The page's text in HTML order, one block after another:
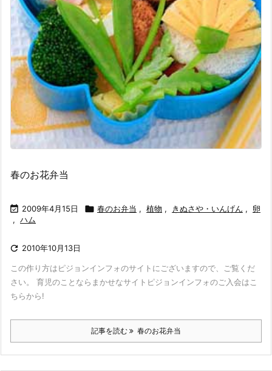
春のお花弁当
 2009年4月15日  春のお弁当 , 植物 , きぬさや・いんげん ,
卵
, ハム
 2010年10月13日
この作り方はピジョンインフォのサイトにございますので、ご覧くだ
さい。 育児のことならまかせなサイトピジョンインフォのご入会はこ
ちらから!
記事を読む 春のお花弁当